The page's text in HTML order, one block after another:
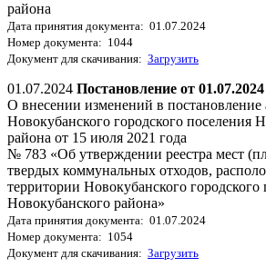
района
Дата принятия документа: 01.07.2024
Номер документа: 1044
Документ для скачивания: Загрузить
01.07.2024 Постановление от
О внесении изменений в
Новокубанского городского поселения
района от 15 июля 2021 года
№ 783 «Об утверждении реестра мест
твердых коммунальных отходов,
территории Новокубанского городского
Новокубанского района»
Дата принятия документа: 01.07.2024
Номер документа: 1054
Документ для скачивания: Загрузить